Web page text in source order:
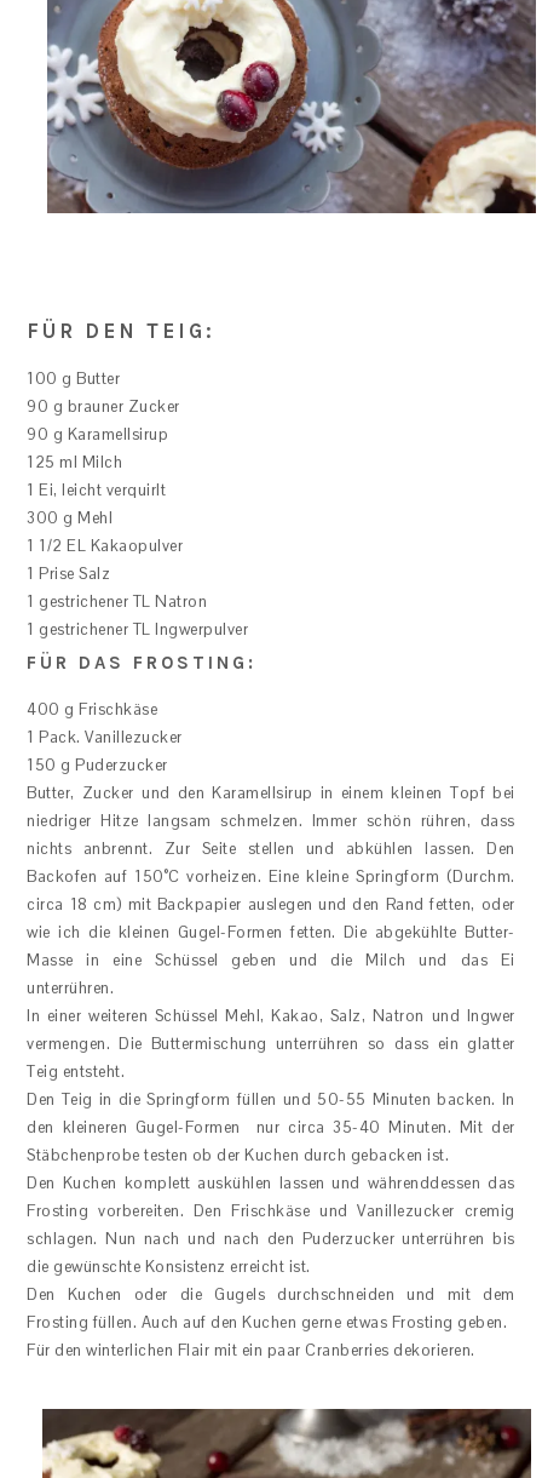
FÜR DEN TEIG:
100 g Butter
90 g brauner Zucker
90 g Karamellsirup
125 ml Milch
1 Ei, leicht verquirlt
300 g Mehl
1 1/2 EL Kakaopulver
1 Prise Salz
1 gestrichener TL Natron
1 gestrichener TL Ingwerpulver
FÜR DAS FROSTING:
400 g Frischkäse
1 Pack. Vanillezucker
150 g Puderzucker
Butter, Zucker und den Karamellsirup in einem kleinen Topf bei
niedriger Hitze langsam schmelzen. Immer schön rühren, dass
nichts anbrennt. Zur Seite stellen und abkühlen lassen. Den
Backofen auf 150°C vorheizen. Eine kleine Springform (Durchm.
circa 18 cm) mit Backpapier auslegen und den Rand fetten, oder
wie ich die kleinen Gugel-Formen fetten. Die abgekühlte Butter-
Masse in eine Schüssel geben und die Milch und das Ei
unterrühren.
In einer weiteren Schüssel Mehl, Kakao, Salz, Natron und Ingwer
vermengen. Die Buttermischung unterrühren so dass ein glatter
Teig entsteht.
Den Teig in die Springform füllen und 50-55 Minuten backen. In
den kleineren Gugel-Formen nur circa 35-40 Minuten. Mit der
Stäbchenprobe testen ob der Kuchen durch gebacken ist.
Den Kuchen komplett auskühlen lassen und währenddessen das
Frosting vorbereiten. Den Frischkäse und Vanillezucker cremig
schlagen. Nun nach und nach den Puderzucker unterrühren bis
die gewünschte Konsistenz erreicht ist.
Den Kuchen oder die Gugels durchschneiden und mit dem
Frosting füllen. Auch auf den Kuchen gerne etwas Frosting geben.
Für den winterlichen Flair mit ein paar Cranberries dekorieren.